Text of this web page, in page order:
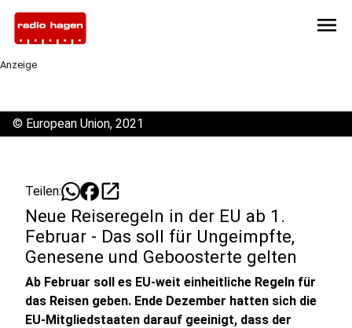
menu
Anzeige
© European Union, 2021
Teilen: open_in_new
Neue Reiseregeln in der EU ab 1.
Februar - Das soll für Ungeimpfte,
Genesene und Geboosterte gelten
Ab Februar soll es EU-weit einheitliche Regeln für
das Reisen geben. Ende Dezember hatten sich die
EU-Mitgliedstaaten darauf geeinigt, dass der